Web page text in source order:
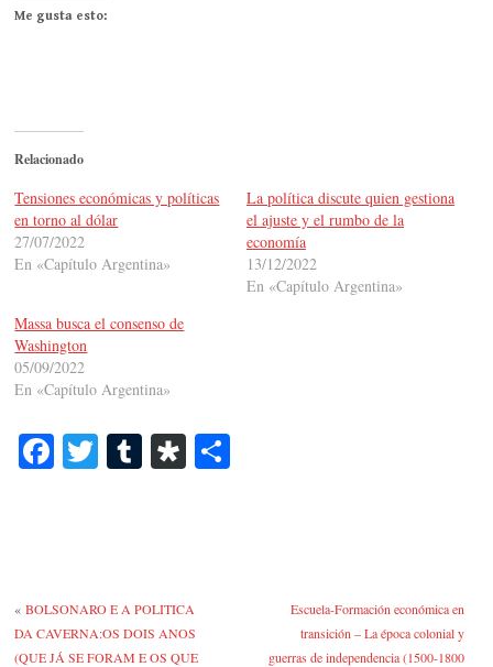
Me gusta esto:
Relacionado
Tensiones económicas y políticas
en torno al dólar
27/07/2022
En «Capítulo Argentina»
La política discute quien gestiona
el ajuste y el rumbo de la
economía
13/12/2022
En «Capítulo Argentina»
Massa busca el consenso de
Washington
05/09/2022
En «Capítulo Argentina»
Fa T T Di
«BOLSONARO E A POLITICA
DA CAVERNA:OS DOIS ANOS
(QUE JÁ SE FORAM E OS QUE
Escuela-Formación económica en
transición – La época colonial y
guerras de independencia (1500-1800